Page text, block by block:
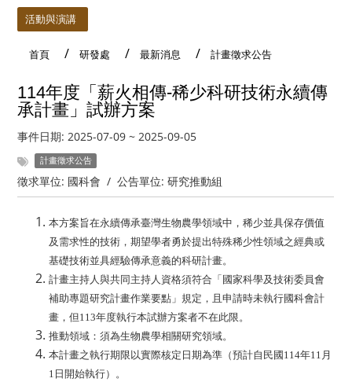
活動與演講
首頁 研發處 最新消息 計畫徵求公告
114年度「薪火相傳-稀少科研技術永續傳
承計畫」試辦方案
事件日期: 2025-07-09 ~ 2025-09-05
計畫徵求公告
徵求單位: 國科會 / 公告單位: 研究推動組
本方案旨在永續傳承臺灣生物農學領域中，稀少並具保存價值
及需求性的技術，期望學者勇於提出特殊稀少性領域之經典或
基礎技術並具經驗傳承意義的科研計畫。
計畫主持人與共同主持人資格須符合「國家科學及技術委員會
補助專題研究計畫作業要點」規定，且申請時未執行國科會計
畫，但113年度執行本試辦方案者不在此限。
推動領域：須為生物農學相關研究領域。
本計畫之執行期限以實際核定日期為準（預計自民國114年11月
1日開始執行）。